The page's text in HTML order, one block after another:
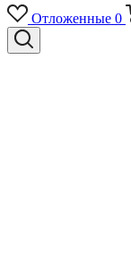
Отложенные 0